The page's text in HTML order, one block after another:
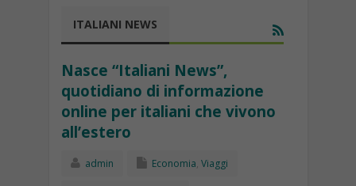
ITALIANI NEWS
Nasce “Italiani News”,
quotidiano di informazione
online per italiani che vivono
all’estero
admin Economia, Viaggi